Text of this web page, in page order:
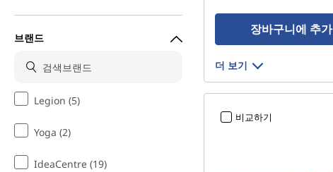
브랜드
Legion (5)
Yoga (2)
IdeaCentre (19)
장바구니에 추가
더 보기
비교하기